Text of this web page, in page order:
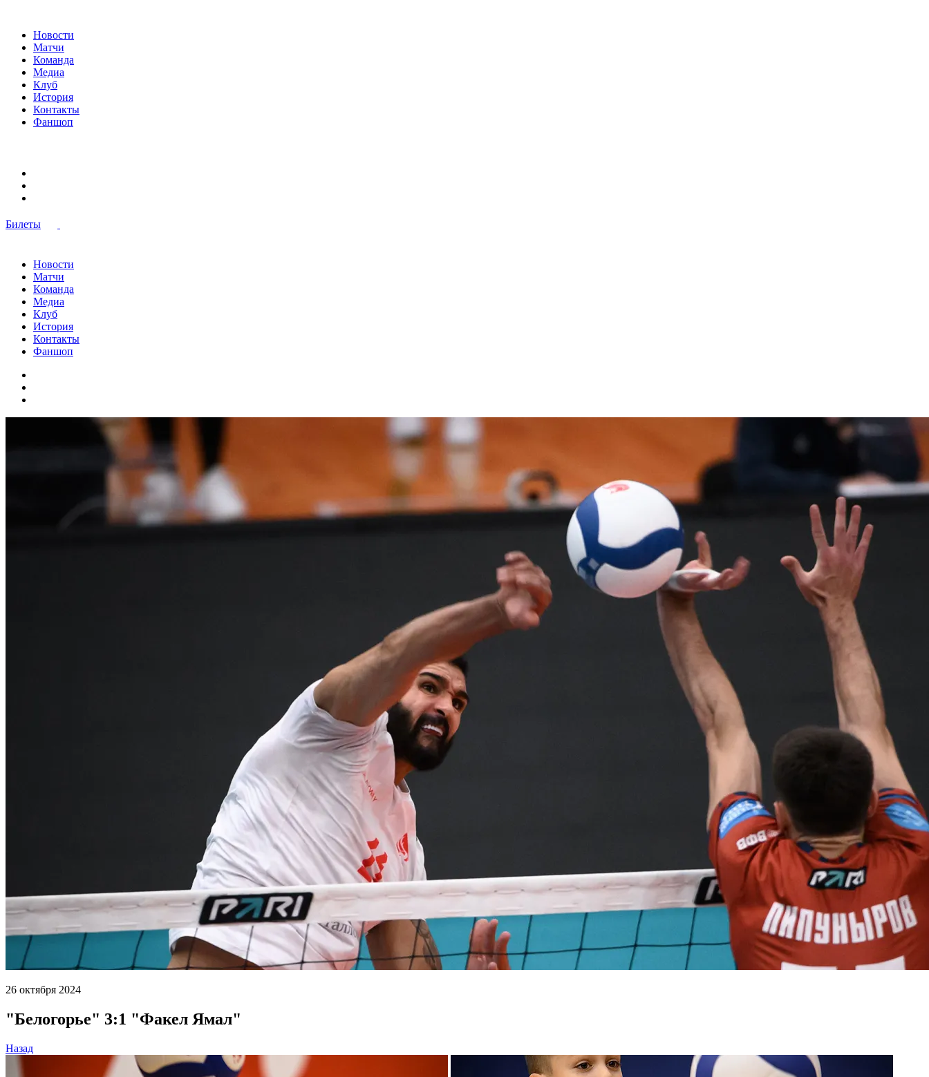
Новости
Матчи
Команда
Медиа
Клуб
История
Контакты
Фаншоп
Билеты
Новости
Матчи
Команда
Медиа
Клуб
История
Контакты
Фаншоп
26 октября 2024
"Белогорье" 3:1 "Факел Ямал"
Назад